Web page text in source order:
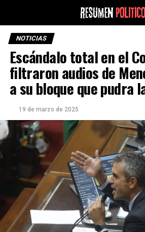
NOTICIAS
Escándalo total en el
filtraron audios de
a su bloque que pudra
19 de marzo de 2025